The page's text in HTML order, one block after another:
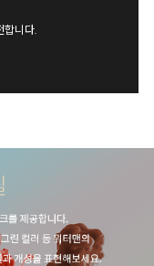
합니다.